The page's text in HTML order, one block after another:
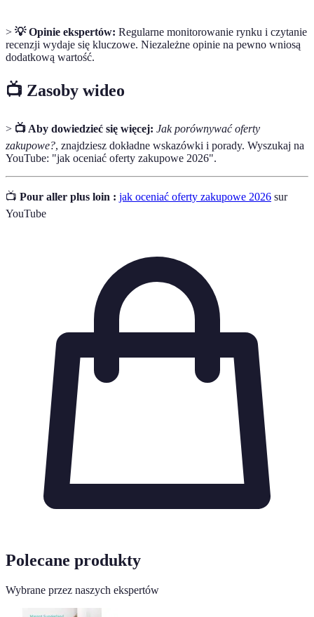
> 💡 Opinie ekspertów: Regularne monitorowanie rynku i czytanie
recenzji wydaje się kluczowe. Niezależne opinie na pewno wniosą
dodatkową wartość.
📺 Zasoby wideo
> 📺 Aby dowiedzieć się więcej: Jak porównywać oferty
zakupowe?, znajdziesz dokładne wskazówki i porady. Wyszukaj na
YouTube: "jak oceniać oferty zakupowe 2026".
📺 Pour aller plus loin : jak oceniać oferty zakupowe 2026 sur
YouTube
Polecane produkty
Wybrane przez naszych ekspertów